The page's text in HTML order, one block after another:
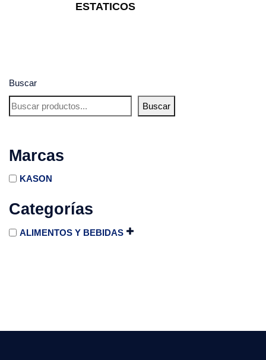
Buscar
Buscar
Marcas
KASON
Categorías
ALIMENTOS Y BEBIDAS
ESTATICOS